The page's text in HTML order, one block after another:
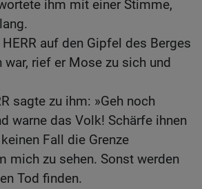
ihm mit einer Stimme,
auf den Gipfel des Berges
rief er Mose zu sich und
sagte zu ihm: »Geh noch
warne das Volk! Schärfe ihnen
Fall die Grenze
mich zu sehen. Sonst werden
Tod finden.